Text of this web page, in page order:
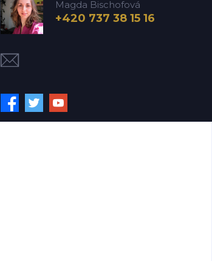
Magda Bischofová
+420 737 38 15 16